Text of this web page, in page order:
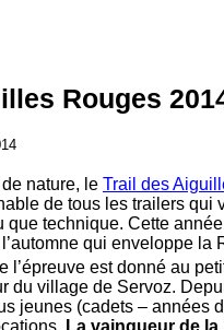
Rouges
nature, le Trail des
de tous les trailers
que technique. Cette
qui enveloppe
l’épreuve est donné au
du village de Servoz.
jeunes (cadets –